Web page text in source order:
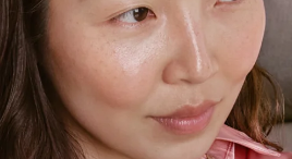
FAQ™ Pure Beauty-Tech Elixir
English Deutsch
Français
Italiano
Polski
Svenska
Türkçe
简体中文